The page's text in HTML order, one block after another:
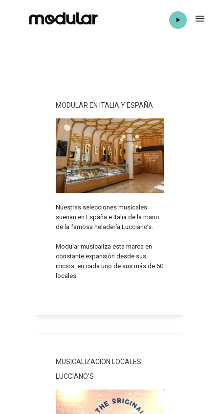
MODULAR EN ITALIA Y ESPAÑA
Nuestras selecciones musicales
suenan en España e Italia de la mano
de la famosa heladería Lucciano’s.
Modular musicaliza esta marca en
constante expansión desde sus
inicios, en cada uno de sus más de 50
locales.
MUSICALIZACION LOCALES:
LUCCIANO’S